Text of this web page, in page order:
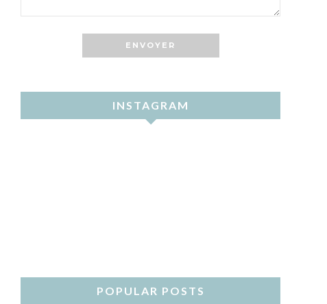
INSTAGRAM
POPULAR POSTS